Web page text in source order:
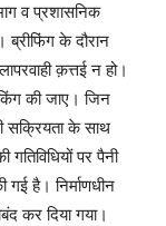
व प्रशासनिक
ब्रीफिंग के दौरान
क़त्तई न हो।
की जाए। जिन
सक्रियता के साथ
पर पैनी
है। निर्माणधीन
कर दिया गया।